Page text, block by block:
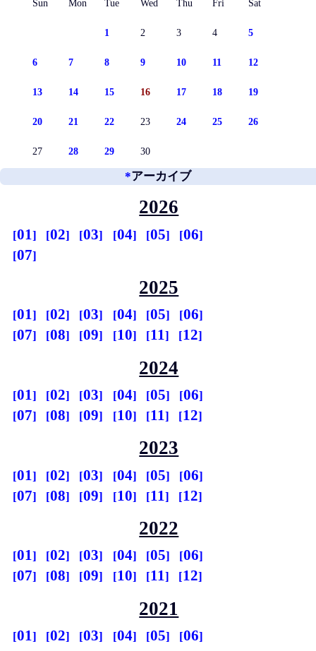
Sun Mon Tue Wed Thu Fri Sat
1 2 3 4 5
6 7 8 9 10 11 12
13 14 15 16 17 18 19
20 21 22 23 24 25 26
27 28 29 30
*アーカイブ
2026
01 02 03 04 05
06
07
2025
01 02 03 04 05
06
07
08 09 10 11 12
2024
01 02 03 04 05
06
07
08 09 10 11 12
2023
01 02 03 04 05
06
07
08 09 10 11 12
2022
01 02 03 04 05
06
07
08 09 10 11 12
2021
01 02 03 04 05
06